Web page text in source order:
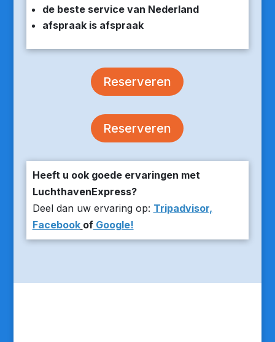
de beste service van Nederland
afspraak is afspraak
Reserveren
Reserveren
Heeft u ook goede ervaringen met
LuchthavenExpress?
Deel dan uw ervaring op: Tripadvisor,
Facebook ofGoogle!